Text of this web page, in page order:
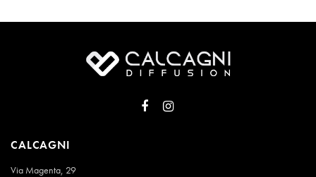
CALCAGNI
Via Magenta, 29